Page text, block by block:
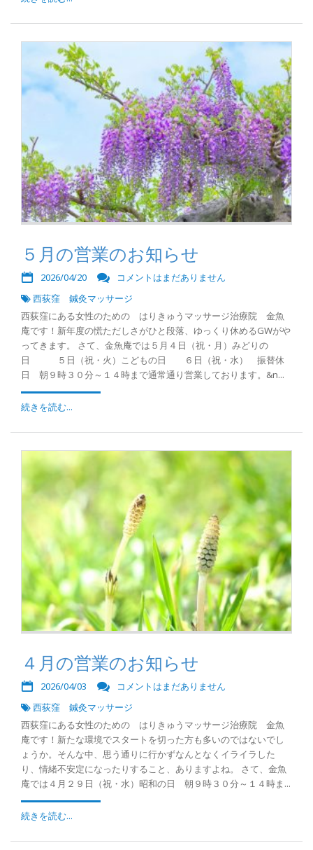
５月の営業のお知らせ
2026/04/20
コメントはまだありません
西荻窪 鍼灸マッサージ
西荻窪にある女性のための はりきゅうマッサージ治療院 金魚
庵です！新年度の慌ただしさがひと段落、ゆっくり休めるGWがや
ってきます。 さて、金魚庵では５月４日（祝・月）みどりの
日 ５日（祝・火）こどもの日 ６日（祝・水） 振替休
日 朝９時３０分～１４時まで通常通り営業しております。&n...
続きを読む...
４月の営業のお知らせ
2026/04/03
コメントはまだありません
西荻窪 鍼灸マッサージ
西荻窪にある女性のための はりきゅうマッサージ治療院 金魚
庵です！新たな環境でスタートを切った方も多いのではないでし
ょうか。そんな中、思う通りに行かずなんとなくイライラした
り、情緒不安定になったりすること、ありますよね。 さて、金魚
庵では４月２９日（祝・水）昭和の日 朝９時３０分～１４時ま...
続きを読む...